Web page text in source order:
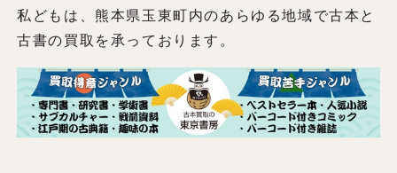
私どもは、熊本県玉東町内のあらゆる地域で古本と
古書の買取を承っております。